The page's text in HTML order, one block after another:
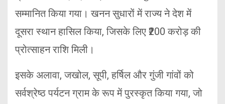
सम्मानित किया गया। खनन सुधारों में राज्य ने देश में
दूसरा स्थान हासिल किया, जिसके लिए ₹200 करोड़ की
प्रोत्साहन राशि मिली।
इसके अलावा, जखोल, सूपी, हर्षिल और गुंजी गांवों को
सर्वश्रेष्ठ पर्यटन ग्राम के रूप में पुरस्कृत किया गया, जो